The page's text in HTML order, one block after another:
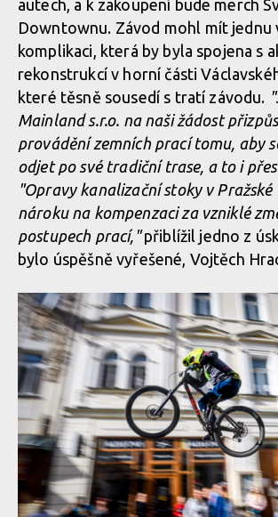
autech, a k zakoupení bude merch
Downtownu. Závod mohl mít jednu
komplikaci, která by byla spojena s
rekonstrukcí v horní části
které těsně sousedí s tratí závodu.
Mainland s.r.o. na naši žádost
provádění zemních prací tomu, aby
odjet po své tradiční trase, a to i
"Opravy kanalizační stoky v Pražské
nároku na kompenzaci za vzniklé
postupech prací,"přiblížil jedno z
bylo úspěšně vyřešené, Vojtěch